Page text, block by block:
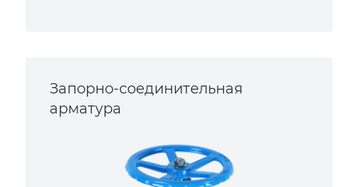
Запорно-соединительная
арматура